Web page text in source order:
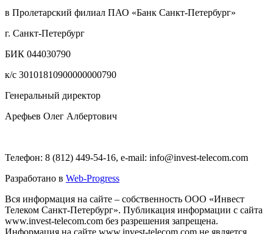
в Пролетарский филиал ПАО «Банк Санкт-Петербург»
г. Санкт-Петербург
БИК 044030790
к/с 30101810900000000790
Генеральный директор
Арефьев Олег Албертович
Телефон: 8 (812) 449-54-16, e-mail: info@invest-telecom.com
Разработано в Web-Progress
Вся информация на сайте – собственность ООО «Инвест
Телеком Санкт-Петербург». Публикация информации с сайта
www.invest-telecom.com без разрешения запрещена.